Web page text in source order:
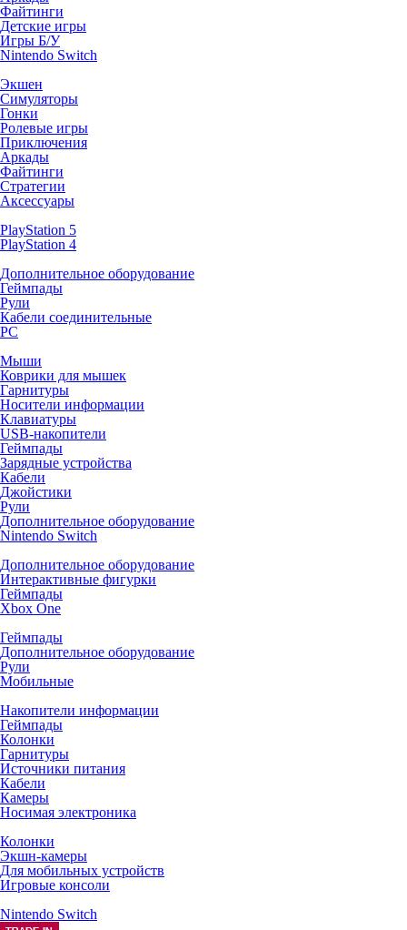
Файтинги
Детские игры
Игры Б/У
Nintendo Switch
Экшен
Симуляторы
Гонки
Ролевые игры
Приключения
Аркады
Файтинги
Стратегии
Аксессуары
PlayStation 5
PlayStation 4
Дополнительное оборудование
Геймпады
Рули
Кабели соединительные
PC
Мыши
Коврики для мышек
Гарнитуры
Носители информации
Клавиатуры
USB-накопители
Геймпады
Зарядные устройства
Кабели
Джойстики
Рули
Дополнительное оборудование
Nintendo Switch
Дополнительное оборудование
Интерактивные фигурки
Геймпады
Xbox One
Геймпады
Дополнительное оборудование
Рули
Мобильные
Накопители информации
Геймпады
Колонки
Гарнитуры
Источники питания
Кабели
Камеры
Носимая электроника
Колонки
Экшн-камеры
Для мобильных устройств
Игровые консоли
Nintendo Switch